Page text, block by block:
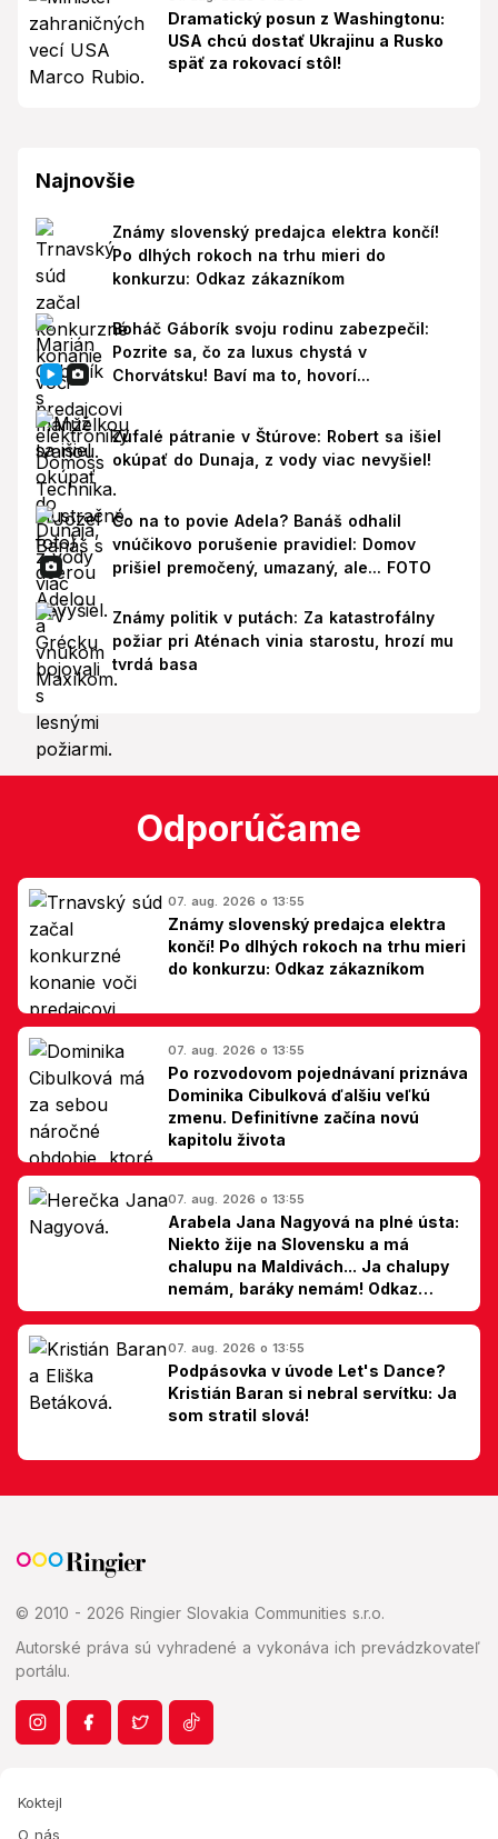
Dramatický posun z Washingtonu:
USA chcú dostať Ukrajinu a Rusko
späť za rokovací stôl!
Najnovšie
Známy slovenský predajca elektra končí!
Po dlhých rokoch na trhu mieri do
konkurzu: Odkaz zákazníkom
Boháč Gáborík svoju rodinu zabezpečil:
Pozrite sa, čo za luxus chystá v
Chorvátsku! Baví ma to, hovorí...
Zúfalé pátranie v Štúrove: Robert sa išiel
okúpať do Dunaja, z vody viac nevyšiel!
Čo na to povie Adela? Banáš odhalil
vnúčikovo porušenie pravidiel: Domov
prišiel premočený, umazaný, ale... FOTO
Známy politik v putách: Za katastrofálny
požiar pri Aténach vinia starostu, hrozí mu
tvrdá basa
Odporúčame
07. aug. 2026 o 13:55
Známy slovenský predajca elektra
končí! Po dlhých rokoch na trhu mieri
do konkurzu: Odkaz zákazníkom
07. aug. 2026 o 13:55
Po rozvodovom pojednávaní priznáva
Dominika Cibulková ďalšiu veľkú
zmenu. Definitívne začína novú
kapitolu života
07. aug. 2026 o 13:55
Arabela Jana Nagyová na plné ústa:
Niekto žije na Slovensku a má
chalupu na Maldivách... Ja chalupy
nemám, baráky nemám! Odkaz
Slovákom
07. aug. 2026 o 13:55
Podpásovka v úvode Let's Dance?
Kristián Baran si nebral servítku: Ja
som stratil slová!
© 2010 - 2026 Ringier Slovakia Communities s.r.o.
Autorské práva sú vyhradené a vykonáva ich prevádzkovateľ
portálu.
Koktejl
O nás